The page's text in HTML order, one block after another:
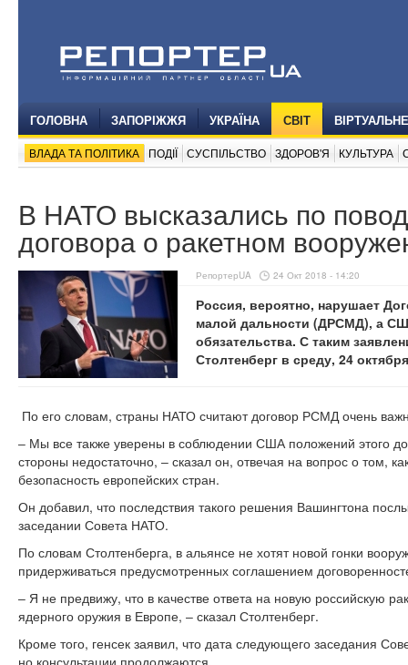
ГОЛОВНА ЗАПОРІЖЖЯ УКРАЇНА СВІТ
ВЛАДА ТА ПОЛІТИКА ПОДІЇ СУСПІЛЬСТВО ЗДОРОВ'Я КУЛЬТУРА
В НАТО высказались по
договора о ракетном
РепортерUA 24 Окт 2018 - 14:20
Россия, вероятно, нарушает
малой дальности (ДРСМД), а
обязательства. С таким
Столтенберг в среду, 24
По его словам, страны НАТО считают договор РСМД очень
‒ Мы все также уверены в соблюдении США положений этого
стороны недостаточно, ‒ сказал он, отвечая на вопрос о том,
безопасность европейских стран.
Он добавил, что последствия такого решения Вашингтона
заседании Совета НАТО.
По словам Столтенберга, в альянсе не хотят новой гонки
придерживаться предусмотренных соглашением
‒ Я не предвижу, что в качестве ответа на новую российскую
ядерного оружия в Европе, ‒ сказал Столтенберг.
Кроме того, генсек заявил, что дата следующего заседания
но консультации продолжаются.